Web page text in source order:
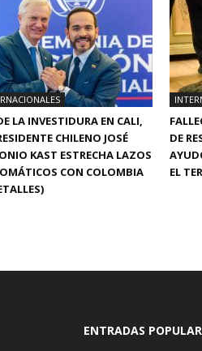
LA INVESTIDURA EN CALI,
CHILENO JOSÉ
KAST ESTRECHA LAZOS
CON COLOMBIA
DE
EL
ENTRADAS